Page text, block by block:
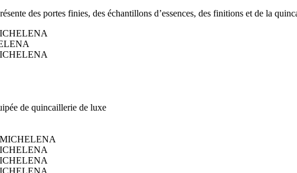
des portes finies, des échantillons d’essences, des finitions et de la